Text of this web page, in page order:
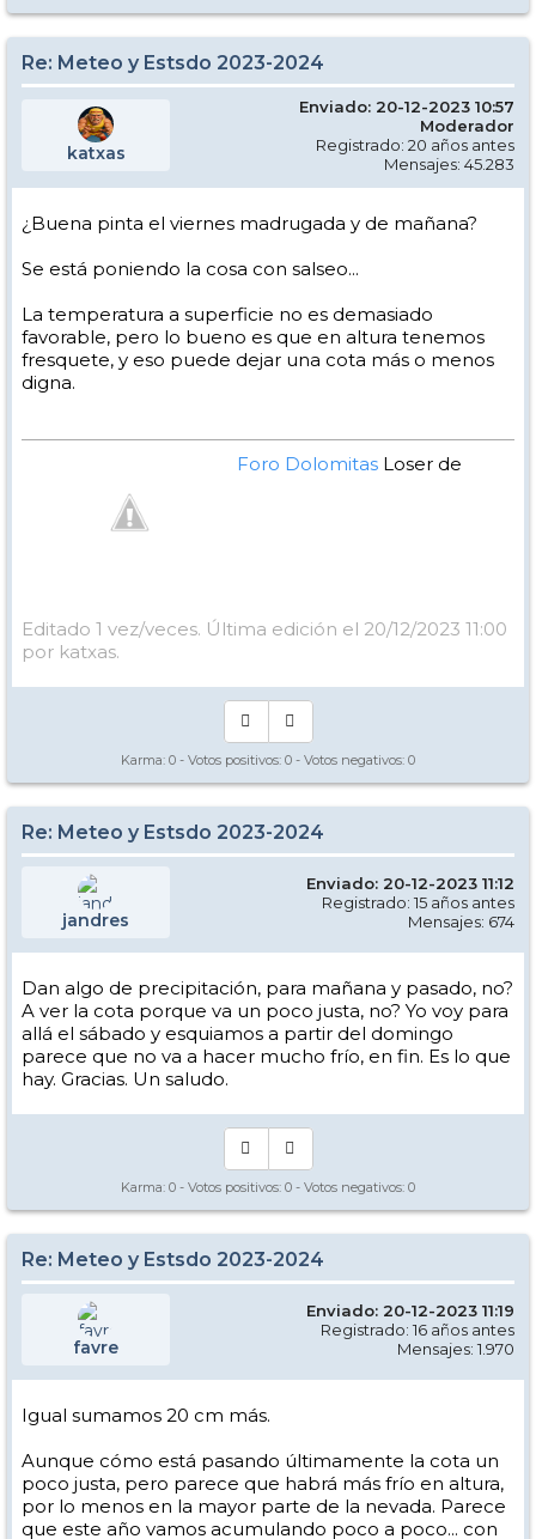
Re: Meteo y Estsdo 2023-2024
katxas
Enviado: 20-12-2023 10:57
Moderador
Registrado: 20 años antes
Mensajes: 45.283
¿Buena pinta el viernes madrugada y de mañana?
Se está poniendo la cosa con salseo...
La temperatura a superficie no es demasiado
favorable, pero lo bueno es que en altura tenemos
fresquete, y eso puede dejar una cota más o menos
digna.
Foro DolomitasLoser de
Editado 1 vez/veces. Última edición el 20/12/2023 11:00
por katxas.
Karma: 0 - Votos positivos: 0 - Votos negativos: 0
Re: Meteo y Estsdo 2023-2024
jandres
Enviado: 20-12-2023 11:12
Registrado: 15 años antes
Mensajes: 674
Dan algo de precipitación, para mañana y pasado, no?
A ver la cota porque va un poco justa, no? Yo voy para
allá el sábado y esquiamos a partir del domingo
parece que no va a hacer mucho frío, en fin. Es lo que
hay. Gracias. Un saludo.
Karma: 0 - Votos positivos: 0 - Votos negativos: 0
Re: Meteo y Estsdo 2023-2024
favre
Enviado: 20-12-2023 11:19
Registrado: 16 años antes
Mensajes: 1.970
Igual sumamos 20 cm más.
Aunque cómo está pasando últimamente la cota un
poco justa, pero parece que habrá más frío en altura,
por lo menos en la mayor parte de la nevada. Parece
que este año vamos acumulando poco a poco... con